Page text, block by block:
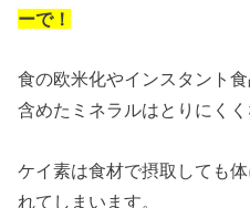
ーで！
食の欧米化やインスタント
含めたミネラルはとりにくく
ケイ素は食材で摂取しても
れてしまいます。